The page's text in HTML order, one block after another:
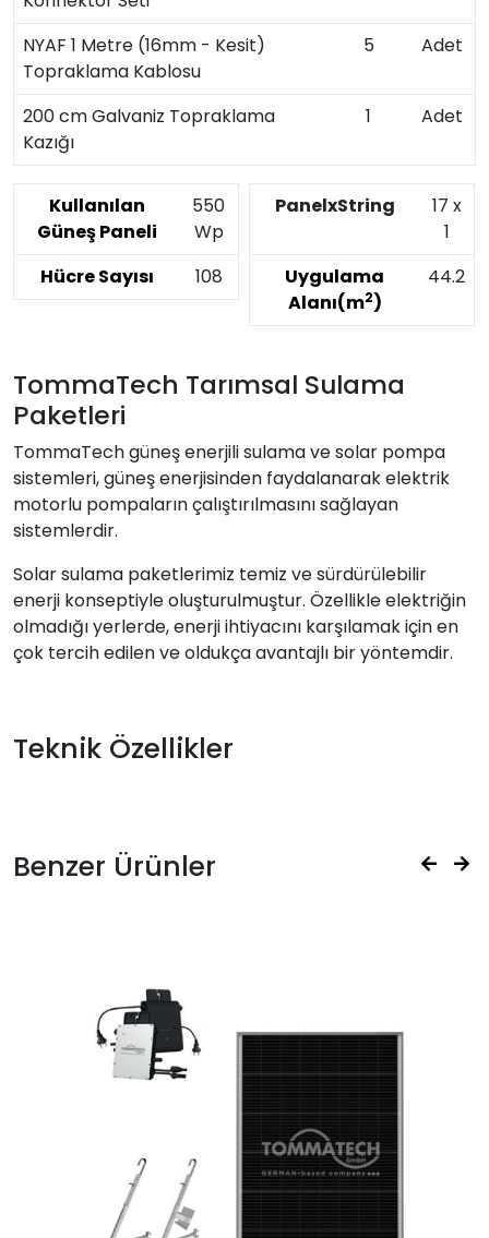
NYAF 1 Metre (16mm - Kesit)
Topraklama Kablosu
5 Adet
200 cm Galvaniz Topraklama
Kazığı
1 Adet
Kullanılan
Güneş Paneli
550
Wp
Hücre Sayısı
108
PanelxString
17 x
1
Uygulama
Alanı(m2)
44.2
TommaTech Tarımsal Sulama
Paketleri
TommaTech güneş enerjili sulama ve solar pompa
sistemleri, güneş enerjisinden faydalanarak elektrik
motorlu pompaların çalıştırılmasını sağlayan
sistemlerdir.
Solar sulama paketlerimiz temiz ve sürdürülebilir
enerji konseptiyle oluşturulmuştur. Özellikle elektriğin
olmadığı yerlerde, enerji ihtiyacını karşılamak için en
çok tercih edilen ve oldukça avantajlı bir yöntemdir.
Teknik Özellikler
Benzer Ürünler